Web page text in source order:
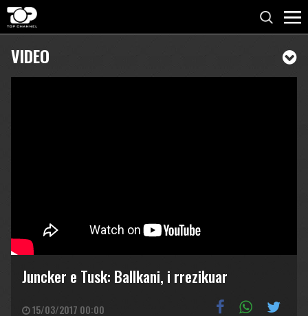
VIDEO
Juncker e Tusk: Ballkani, i rrezikuar
15/03/2017 00:00